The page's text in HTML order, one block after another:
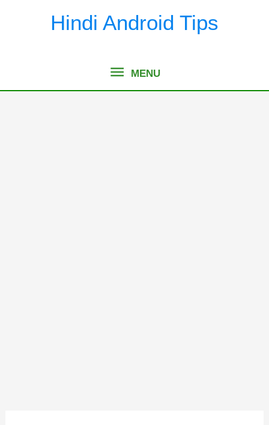
Hindi Android Tips
MENU
MENU